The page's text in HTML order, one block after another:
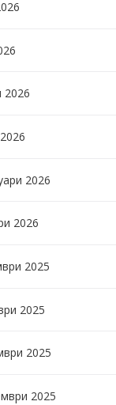
2026
2026
2026
2026
2025
2025
2025
2025